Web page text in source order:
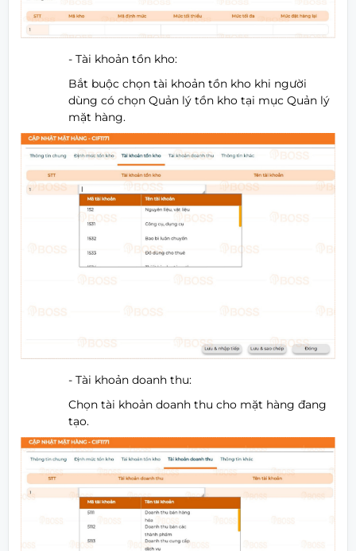
- Tài khoản tồn kho:
Bắt buộc chọn tài khoản tồn kho khi người
dùng có chọn Quản lý tồn kho tại mục Quản lý
mặt hàng.
- Tài khoản doanh thu:
Chọn tài khoản doanh thu cho mặt hàng đang
tạo.